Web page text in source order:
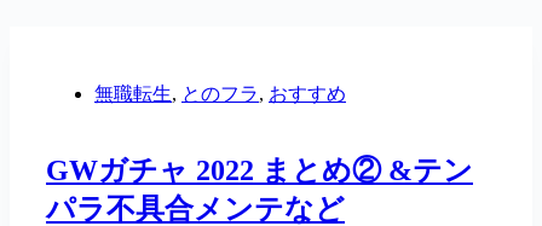
無職転生, とのフラ, おすすめ
GWガチャ 2022 まとめ② &テン
パラ不具合メンテなど